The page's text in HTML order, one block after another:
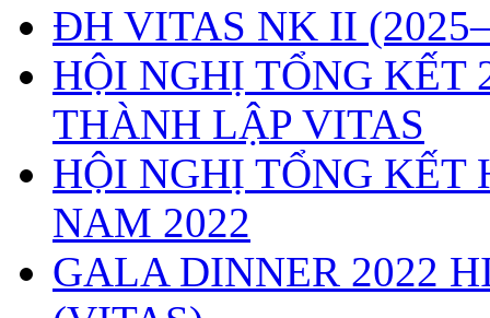
ĐH VITAS NK II
HỘI NGHỊ TỔNG
THÀNH LẬP VITAS
HỘI NGHỊ TỔNG KẾT
NAM 2022
GALA DINNER 2022